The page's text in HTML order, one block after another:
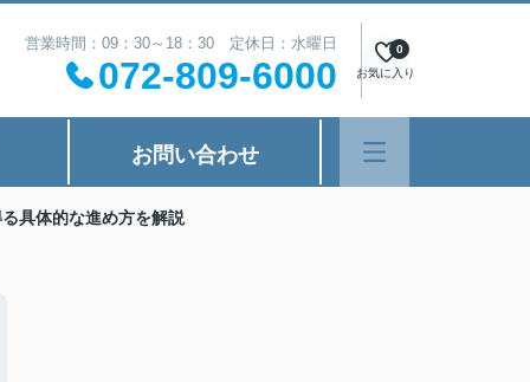
営業時間：09：30～18：30 定休日：水曜日
072-809-6000 お気に入り
0
お問い合わせ
具体的な進め方を解説